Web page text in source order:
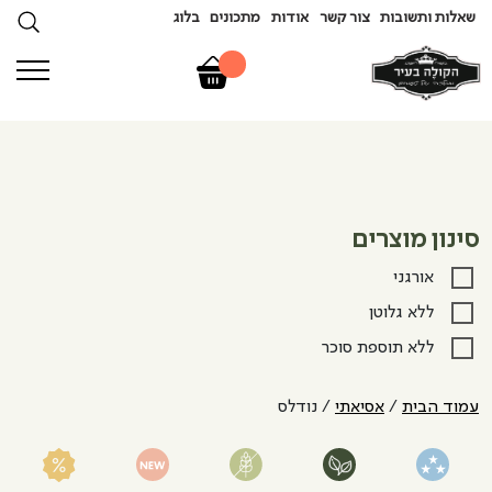
שאלות ותשובות צור קשר אודות מתכונים בלוג
סינון מוצרים
אורגני
ללא גלוטן
ללא תוספת סוכר
עמוד הבית / אסיאתי / נודלס